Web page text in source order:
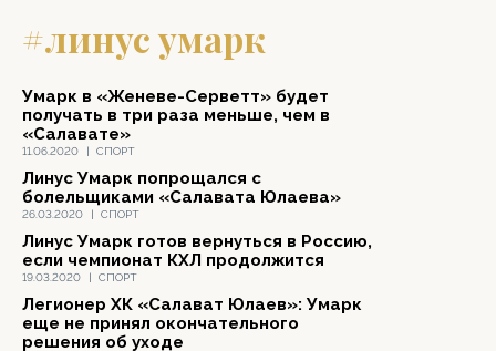
#линус умарк
11.06.2020 | СПОРТ
Умарк в «Женеве-Серветт» будет
получать в три раза меньше, чем в
«Салавате»
26.03.2020 | СПОРТ
Линус Умарк попрощался с
болельщиками «Салавата Юлаева»
19.03.2020 | СПОРТ
Линус Умарк готов вернуться в Россию,
если чемпионат КХЛ продолжится
Легионер ХК «Салават Юлаев»: Умарк
еще не принял окончательного
решения об уходе